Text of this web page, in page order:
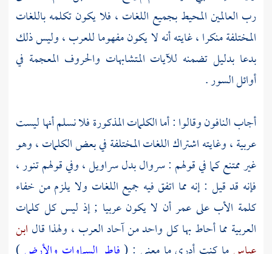
رب العالمين المحيط بجميع اللغات ، فلا يكون تكلمه باللغات
المختلفة منكرا ، غايته أنه لا يكون مفهوما للعرب ، وليس ذلك
بدعا بدليل تضمنه للآيات المتشابهات والحروف المعجمة في
أوائل السور .
أجاب النافون وقالوا : أما الكلمات المذكورة فلا نسلم أنها ليست
عربية ، وغايته اشتراك اللغات المختلفة في بعض الكلمات ، وهو
غير ممتنع كما في قولهم : سروال بدل سراويل ، وفي قولهم تنور ،
فإنه قد قيل : إنه مما اتفق فيه جميع اللغات ولا يلزم من خفاء
كلمة الأب على عمرأن لا يكون عربيا ; إذ ليس كل كلمات
العربية مما أحاط بها كل واحد من آحاد العرب ، ولهذا قال ابن